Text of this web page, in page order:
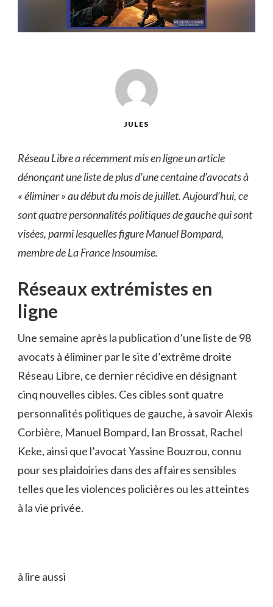
JULES
Réseau Libre a récemment mis en ligne un article
dénonçant une liste de plus d’une centaine d’avocats à
« éliminer » au début du mois de juillet. Aujourd’hui, ce
sont quatre personnalités politiques de gauche qui sont
visées, parmi lesquelles figure Manuel Bompard,
membre de La France Insoumise.
Réseaux extrémistes en
ligne
Une semaine après la publication d’une liste de 98
avocats à éliminer par le site d’extrême droite
Réseau Libre, ce dernier récidive en désignant
cinq nouvelles cibles. Ces cibles sont quatre
personnalités politiques de gauche, à savoir Alexis
Corbière, Manuel Bompard, Ian Brossat, Rachel
Keke, ainsi que l’avocat Yassine Bouzrou, connu
pour ses plaidoiries dans des affaires sensibles
telles que les violences policières ou les atteintes
à la vie privée.
à lire aussi